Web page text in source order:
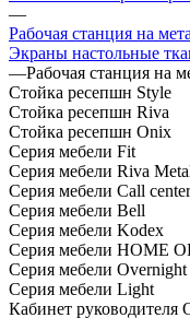
—
Рабочая станция на
Экраны настольные
—Рабочая станция на
Стойка ресепшн Style
Стойка ресепшн Riva
Стойка ресепшн Onix
Серия мебели Fit
Серия мебели Riva
Серия мебели Call center
Серия мебели Bell
Серия мебели Kodex
Серия мебели HOME
Серия мебели Overnight
Серия мебели Light
Кабинет руководителя